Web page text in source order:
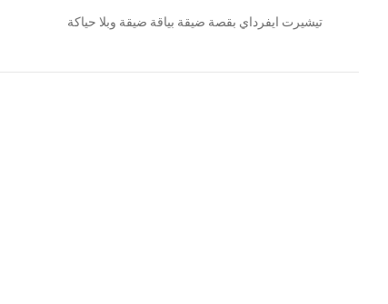
تيشيرت ايفرداي بقصة ضيقة بياقة ضيقة وبلا حياكة